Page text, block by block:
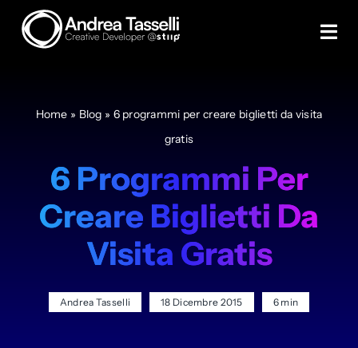
Skip
Servizi
Case study
Home » Blog » 6 programmi per creare biglietti da visita
gratis
6 Programmi Per
Creare Biglietti Da
Visita Gratis
Andrea Tasselli 18 Dicembre 2015 6 min